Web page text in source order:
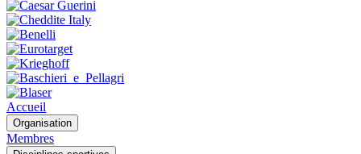
Accueil
Organisation
Membres